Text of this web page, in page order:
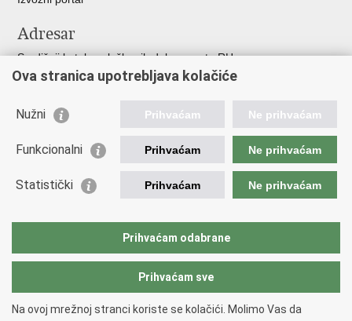
Adresar
Središnji katalog službenih dokumenata RH
Adresar tijela javne vlasti
Popis dužnosnika u RH
Korisne poveznice
Hrvatski Sabor
Pučki pravobranitelj
Povratak na vrh
Ova stranica upotrebljava kolačiće
Nužni Prihvaćam Ne prihvaćam
Funkcionalni Prihvaćam Ne prihvaćam
Statistički Prihvaćam Ne prihvaćam
Prihvaćam odabrane
Prihvaćam sve
Na ovoj mrežnoj stranci koriste se kolačići. Molimo Vas da